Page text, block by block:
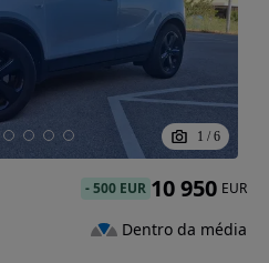
1 / 6
-500 EUR 10 950 EUR
Dentro da média